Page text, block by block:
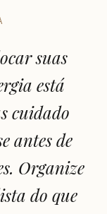
suas
está
cuidado
antes de
Organize
do que